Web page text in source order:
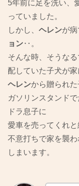
5年前に足を洗い、
っていました。
しかし、 ヘレンが
ョン‥。
そんな時、そうなる
配していた子犬が家
ヘレンから贈られた
ガソリンスタンド
ドラ息子に
愛車を売ってくれと
不意打ちで家を襲
しまいます。